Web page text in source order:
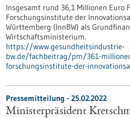
Insgesamt rund 36,1 Millionen Euro
Forschungsinstitute der
Württemberg (InnBW) als
Wirtschaftsministerium.
https://www.gesundheitsindustrie-
bw.de/fachbeitrag/pm/361-
forschungsinstitute-der-
Pressemitteilung - 25.02.2022
Ministerpräsident